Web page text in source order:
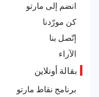
انضم إلى مارتو
كن مورّدنا
إتّصل بنا
الآراء
بقالة أونلاين
برنامج نقاط مارتو